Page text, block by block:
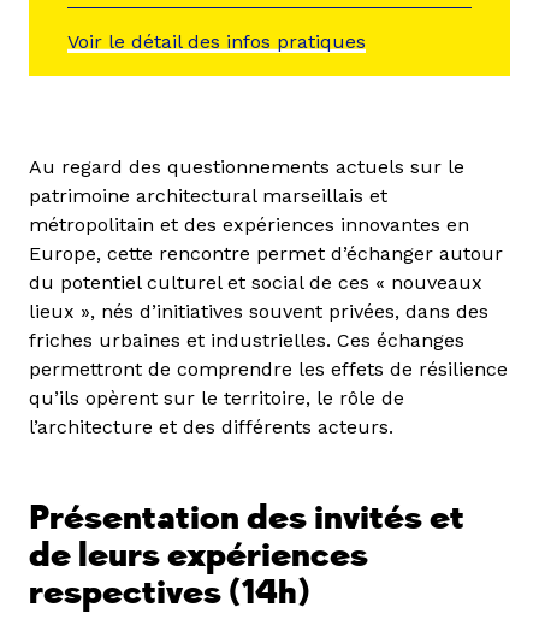
Voir le détail des infos pratiques
Au regard des questionnements actuels sur le
patrimoine architectural marseillais et
métropolitain et des expériences innovantes en
Europe, cette rencontre permet d’échanger autour
du potentiel culturel et social de ces « nouveaux
lieux », nés d’initiatives souvent privées, dans des
friches urbaines et industrielles. Ces échanges
permettront de comprendre les effets de résilience
qu’ils opèrent sur le territoire, le rôle de
l’architecture et des différents acteurs.
Présentation des invités et
de leurs expériences
respectives (14h)